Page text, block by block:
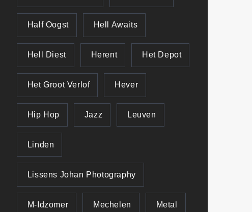
Half Oogst Hell Awaits
Hell Diest Herent Het Depot
Het Groot Verlof Hever
Hip Hop Jazz Leuven
Linden
Lissens Johan Photography
M-Idzomer Mechelen Metal